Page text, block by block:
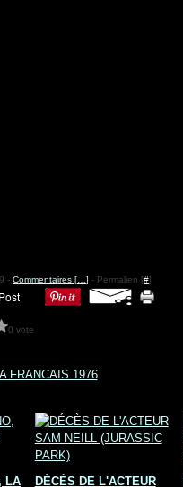
- Commentaires [ ] - Permalien [#]
0 vote
FRANCAIS 1976
LA DÉCÈS DE L'ACTEUR